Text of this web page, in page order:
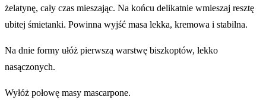
żelatynę, cały czas mieszając. Na końcu delikatnie wmieszaj resztę
ubitej śmietanki. Powinna wyjść masa lekka, kremowa i stabilna.
Na dnie formy ułóż pierwszą warstwę biszkoptów, lekko
nasączonych.
Wyłóż połowę masy mascarpone.